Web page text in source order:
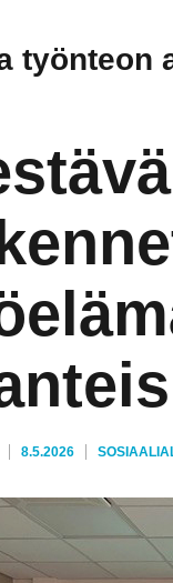
työnteon
JULKAISTU
8.5.2026